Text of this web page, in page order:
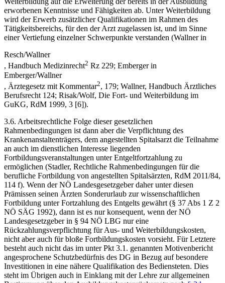
erworbenen Kenntnisse und Fähigkeiten ab. Unter Weiterbildung
wird der Erwerb zusätzlicher Qualifikationen im Rahmen des
Tätigkeitsbereichs, für den der Arzt zugelassen ist, und im Sinne
einer Vertiefung einzelner Schwerpunkte verstanden (Wallnerin
Resch/Wallner
, Handbuch Medizinrecht2 Rz 229; Embergerin
Emberger/Wallner
, Ärztegesetz mit Kommentar2, 179; Wallner, Handbuch Ärztliches
Berufsrecht 124; Risak/Wolf, Die Fort- und Weiterbildung im
GuKG, RdM 1999, 3 [6]).
3.6. Arbeitsrechtliche Folge dieser gesetzlichen
Rahmenbedingungen ist dann aber die Verpflichtung des
Krankenanstaltenträgers, dem angestellten Spitalsarzt die Teilnahme
an auch im dienstlichen Interesse liegenden
Fortbildungsveranstaltungen unter Entgeltfortzahlung zu
ermöglichen (Stadler, Rechtliche Rahmenbedingungen für die
berufliche Fortbildung von angestellten Spitalsärzten, RdM 2011/84,
114 f). Wenn der NÖ Landesgesetzgeber daher unter diesen
Prämissen seinen Ärzten Sonderurlaub zur wissenschaftlichen
Fortbildung unter Fortzahlung des Entgelts gewährt (§ 37 Abs 1 Z 2
NÖ SÄG 1992), dann ist es nur konsequent, wenn der NÖ
Landesgesetzgeber in § 94 NÖ LBG nur eine
Rückzahlungsverpflichtung für Aus- und Weiterbildungskosten,
nicht aber auch für bloße Fortbildungskosten vorsieht. Für Letztere
besteht auch nicht das im unter Pkt 3.1. genannten Motivenbericht
angesprochene Schutzbedürfnis des DG in Bezug auf besondere
Investitionen in eine nähere Qualifikation des Bediensteten. Dies
steht im Übrigen auch in Einklang mit der Lehre zur allgemeinen